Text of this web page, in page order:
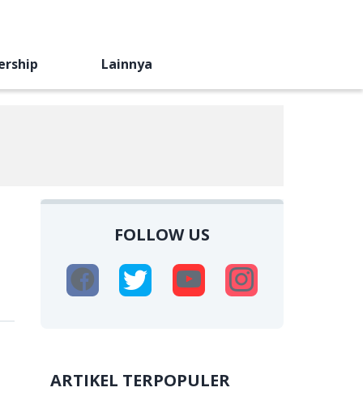
Lainnya
FOLLOW US
ARTIKEL TERPOPULER